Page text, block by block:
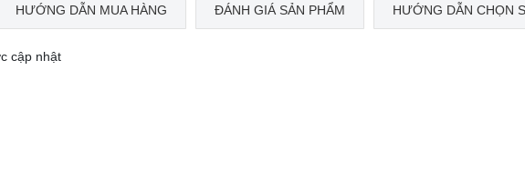
HƯỚNG DẪN MUA HÀNG ĐÁNH GIÁ SẢN PHẨM HƯỚNG DẪN CHỌN
cập nhật